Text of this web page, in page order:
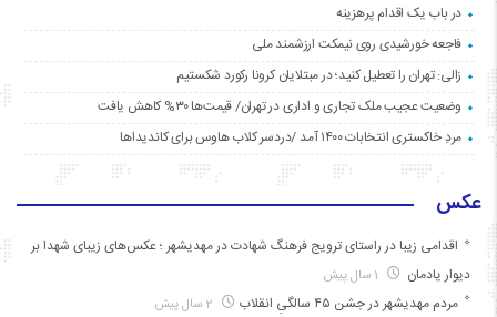
در باب یک اقدام پرهزینه
فاجعه خورشیدی روی نیمکت ارزشمند ملی
زالی: تهران را تعطیل کنید؛ در مبتلایان کرونا رکورد شکستیم
وضعیت عجیب ملک تجاری و اداری در تهران/ قیمت‌ها ۳۰% کاهش یافت
مردِ خاکستری انتخابات ۱۴۰۰ آمد /دردسر کلاب هاوس برای کاندیداها
عکس
اقدامی زیبا در راستای ترویج فرهنگ شهادت در مهدیشهر ؛ عکس‌های زیبای شهدا بر
دیوار یادمان
مردم مهدیشهر در جشن ۴۵ سالگیِ انقلاب